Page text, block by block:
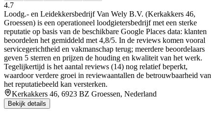
4.7
Loodg.- en Leidekkersbedrijf Van Wely B.V. (Kerkakkers 46,
Groessen) is een operationeel loodgietersbedrijf met een sterke
reputatie op basis van de beschikbare Google Places data: klanten
beoordelen het gemiddeld met 4,8/5. In de reviews komen vooral
servicegerichtheid en vakmanschap terug; meerdere beoordelaars
geven 5 sterren en prijzen de houding en kwaliteit van het werk.
Tegelijkertijd is het aantal reviews (14) nog relatief beperkt,
waardoor verdere groei in reviewaantallen de betrouwbaarheid van
het reputatiebeeld kan versterken.
Kerkakkers 46, 6923 BZ Groessen, Nederland
Bekijk details